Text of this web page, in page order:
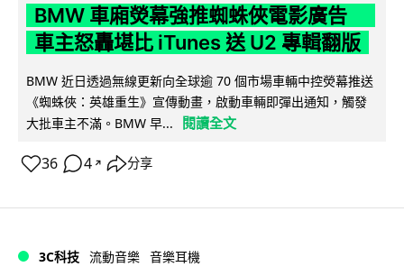
BMW 車廂熒幕強推蜘蛛俠電影廣告
車主怒轟堪比 iTunes 送 U2 專輯翻版
BMW 近日透過無線更新向全球逾 70 個市場車輛中控熒幕推送
《蜘蛛俠：英雄重生》宣傳動畫，啟動車輛即彈出通知，觸發
大批車主不滿。BMW 早...
閱讀全文
36 4 ↗ 分享
3C科技 流動音樂 音樂耳機